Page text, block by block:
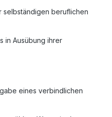
selbständigen beruflichen
in Ausübung ihrer
eines verbindlichen